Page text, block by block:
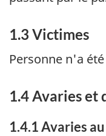
1.3 Victimes
Personne n'a
1.4 Avaries et
1.4.1 Avaries